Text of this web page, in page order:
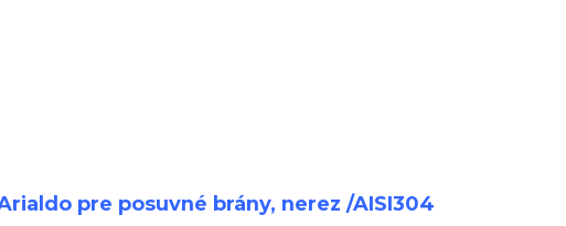
pre posuvné brány, nerez /AISI304